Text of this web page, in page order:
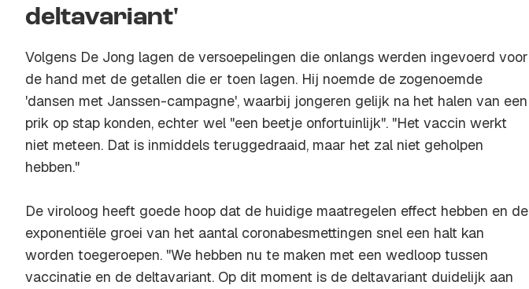
deltavariant'
Volgens De Jong lagen de versoepelingen die onlangs werden ingevoerd voor
de hand met de getallen die er toen lagen. Hij noemde de zogenoemde
'dansen met Janssen-campagne', waarbij jongeren gelijk na het halen van een
prik op stap konden, echter wel "een beetje onfortuinlijk". "Het vaccin werkt
niet meteen. Dat is inmiddels teruggedraaid, maar het zal niet geholpen
hebben."
De viroloog heeft goede hoop dat de huidige maatregelen effect hebben en de
exponentiële groei van het aantal coronabesmettingen snel een halt kan
worden toegeroepen. "We hebben nu te maken met een wedloop tussen
vaccinatie en de deltavariant. Op dit moment is de deltavariant duidelijk aan